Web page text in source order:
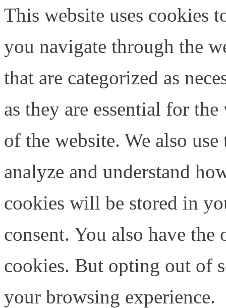
This website uses cookies
you navigate through the
that are categorized as
as they are essential for
of the website. We also
analyze and understand
cookies will be stored in
consent. You also have
cookies. But opting out of
your browsing experience.